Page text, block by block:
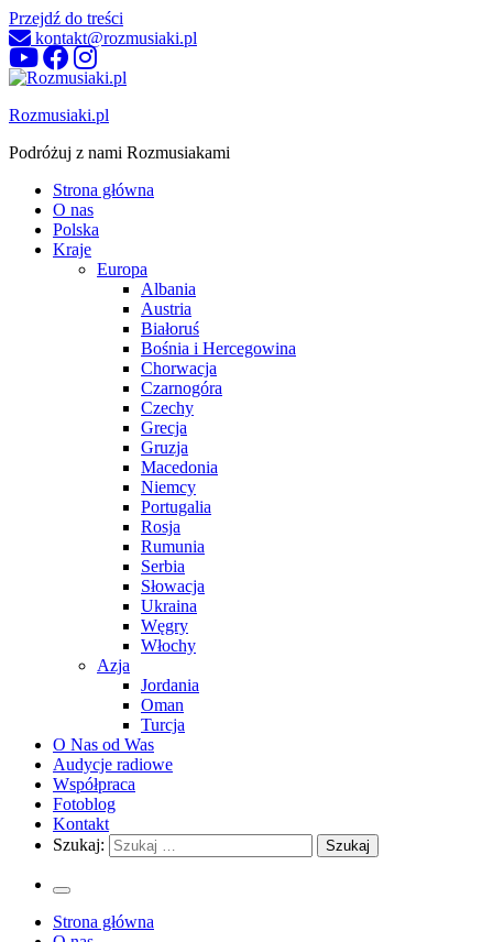
Przejdź do treści
kontakt@rozmusiaki.pl
Rozmusiaki.pl
Podróżuj z nami Rozmusiakami
Strona główna
O nas
Polska
Kraje
Europa
Albania
Austria
Białoruś
Bośnia i Hercegowina
Chorwacja
Czarnogóra
Czechy
Grecja
Gruzja
Macedonia
Niemcy
Portugalia
Rosja
Rumunia
Serbia
Słowacja
Ukraina
Węgry
Włochy
Azja
Jordania
Oman
Turcja
O Nas od Was
Audycje radiowe
Współpraca
Fotoblog
Kontakt
Szukaj:
Strona główna